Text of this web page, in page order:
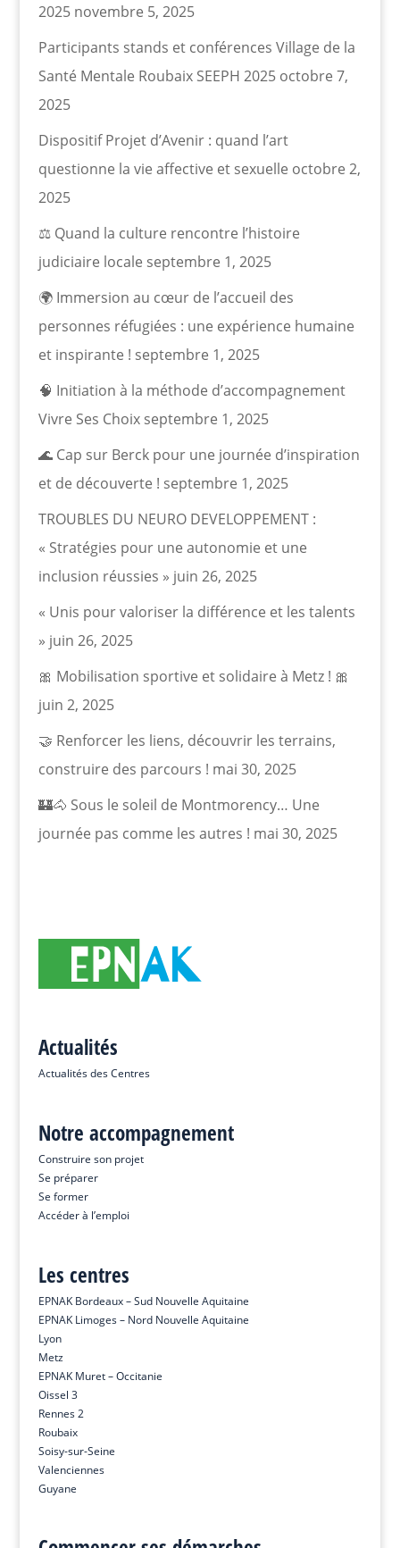
2025 novembre 5, 2025
Participants stands et conférences Village de la
Santé Mentale Roubaix SEEPH 2025 octobre 7,
2025
Dispositif Projet d’Avenir : quand l’art
questionne la vie affective et sexuelle octobre 2,
2025
⚖️ Quand la culture rencontre l’histoire
judiciaire locale septembre 1, 2025
🌍 Immersion au cœur de l’accueil des
personnes réfugiées : une expérience humaine
et inspirante ! septembre 1, 2025
🧠 Initiation à la méthode d’accompagnement
Vivre Ses Choix septembre 1, 2025
🌊 Cap sur Berck pour une journée d’inspiration
et de découverte ! septembre 1, 2025
TROUBLES DU NEURO DEVELOPPEMENT :
« Stratégies pour une autonomie et une
inclusion réussies » juin 26, 2025
« Unis pour valoriser la différence et les talents
» juin 26, 2025
🎀 Mobilisation sportive et solidaire à Metz ! 🎀
juin 2, 2025
🤝 Renforcer les liens, découvrir les terrains,
construire des parcours ! mai 30, 2025
🏰🐴 Sous le soleil de Montmorency… Une
journée pas comme les autres ! mai 30, 2025
Actualités
Actualités des Centres
Notre accompagnement
Construire son projet
Se préparer
Se former
Accéder à l’emploi
Les centres
EPNAK Bordeaux – Sud Nouvelle Aquitaine
EPNAK Limoges – Nord Nouvelle Aquitaine
Lyon
Metz
EPNAK Muret – Occitanie
Oissel 3
Rennes 2
Roubaix
Soisy-sur-Seine
Valenciennes
Guyane